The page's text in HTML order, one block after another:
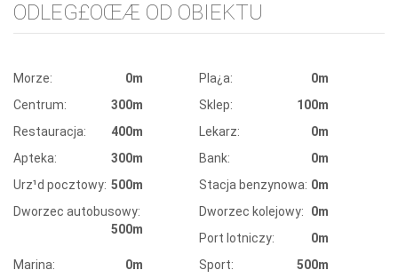
ODLEG£OŒÆ OD OBIEKTU
Morze: 0m Pla¿a:
0m
Centrum:
300m Sklep:
100m
Restauracja:
400m Lekarz:
0m
Apteka:
300m Bank:
0m
Urz¹d pocztowy: 500m Stacja benzynowa: 0m
Dworzec autobusowy:
500m
Dworzec kolejowy:
0m
Port lotniczy:
0m
Marina:
0m Sport:
500m